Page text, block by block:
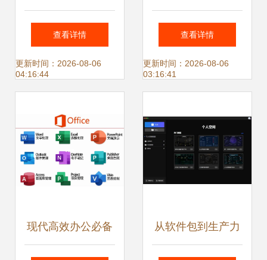
软件解决方案 提升
效率与合规性的智
查看详情
更新时间：2026-08-06
04:16:44
件推荐与排名 高效
团队的五大选择
查看详情
更新时间：2026-08-06
03:16:41
现代高效办公必备 从软件包到生产力